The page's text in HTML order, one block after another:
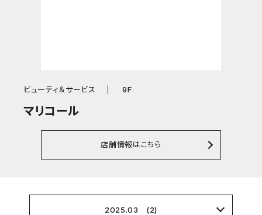
ビューティ＆サービス 9F
マリコール
店舗情報はこちら
2025.03 (2)